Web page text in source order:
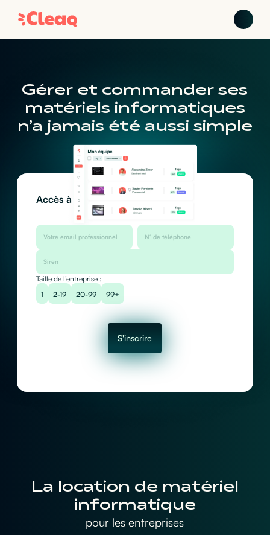
Gérer et commander ses
matériels informatiques
n’a jamais été aussi simple
Accès à l’app :
Taille de l’entreprise :
1
2-19 20-99 99+
S'inscrire
La location de matériel
informatique
pour les entreprises